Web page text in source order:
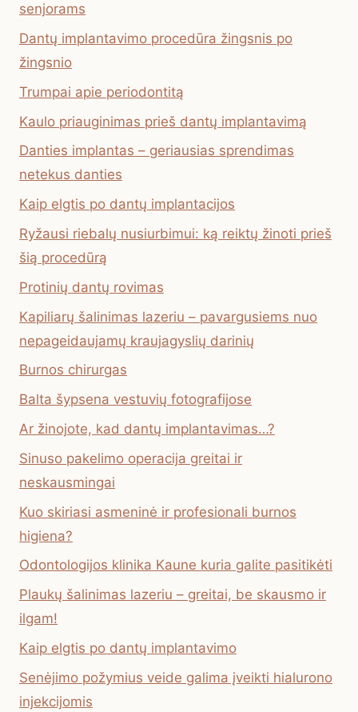
senjorams
Dantų implantavimo procedūra žingsnis po
žingsnio
Trumpai apie periodontitą
Kaulo priauginimas prieš dantų implantavimą
Danties implantas – geriausias sprendimas
netekus danties
Kaip elgtis po dantų implantacijos
Ryžausi riebalų nusiurbimui: ką reiktų žinoti prieš
šią procedūrą
Protinių dantų rovimas
Kapiliarų šalinimas lazeriu – pavargusiems nuo
nepageidaujamų kraujagyslių darinių
Burnos chirurgas
Balta šypsena vestuvių fotografijose
Ar žinojote, kad dantų implantavimas…?
Sinuso pakelimo operacija greitai ir
neskausmingai
Kuo skiriasi asmeninė ir profesionali burnos
higiena?
Odontologijos klinika Kaune kuria galite pasitikėti
Plaukų šalinimas lazeriu – greitai, be skausmo ir
ilgam!
Kaip elgtis po dantų implantavimo
Senėjimo požymius veide galima įveikti hialurono
injekcijomis